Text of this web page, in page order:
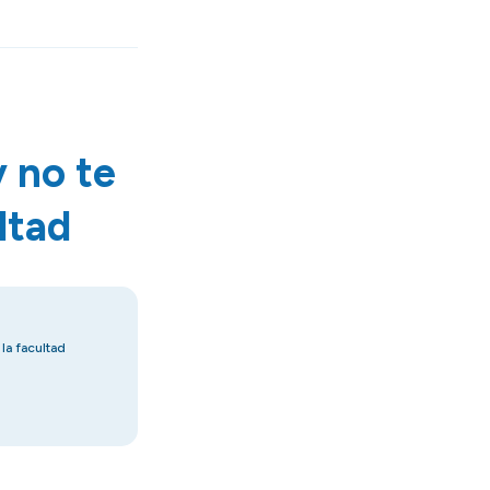
no te
facultad